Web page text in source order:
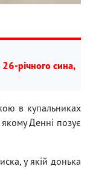
річного сина,
в купальниках
Денні позує
у якій донька